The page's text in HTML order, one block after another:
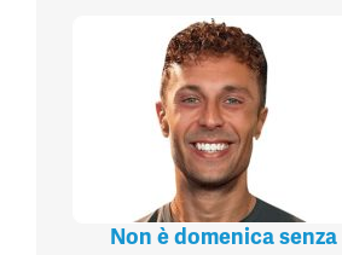
Non è domenica